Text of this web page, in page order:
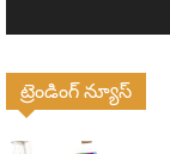
ట్రెండింగ్ న్యూస్